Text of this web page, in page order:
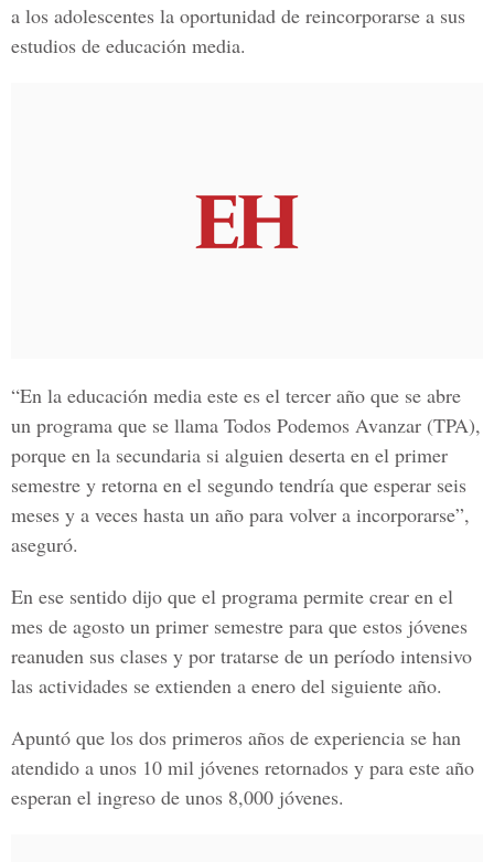
a los adolescentes la oportunidad de reincorporarse a sus
estudios de educación media.
“En la educación media este es el tercer año que se abre
un programa que se llama Todos Podemos Avanzar (TPA),
porque en la secundaria si alguien deserta en el primer
semestre y retorna en el segundo tendría que esperar seis
meses y a veces hasta un año para volver a incorporarse”,
aseguró.
En ese sentido dijo que el programa permite crear en el
mes de agosto un primer semestre para que estos jóvenes
reanuden sus clases y por tratarse de un período intensivo
las actividades se extienden a enero del siguiente año.
Apuntó que los dos primeros años de experiencia se han
atendido a unos 10 mil jóvenes retornados y para este año
esperan el ingreso de unos 8,000 jóvenes.